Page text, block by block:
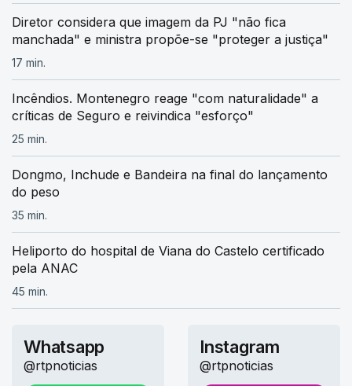
Diretor considera que imagem da PJ "não fica
manchada" e ministra propõe-se "proteger a justiça"
17 min.
Incêndios. Montenegro reage "com naturalidade" a
críticas de Seguro e reivindica "esforço"
25 min.
Dongmo, Inchude e Bandeira na final do lançamento
do peso
35 min.
Heliporto do hospital de Viana do Castelo certificado
pela ANAC
45 min.
Whatsapp
@rtpnoticias
Instagram
@rtpnoticias